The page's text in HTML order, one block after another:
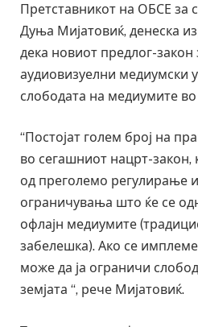
Претставникот на ОБСЕ за
Дуња Мијатовиќ, денеска
дека новиот предлог-
аудиовизуелни медиумски
слободата на медиумите во
“Постојат голем број на
во сегашниот нацрт-закон,
од преголемо регулирање
ограничувања што ќе се
офлајн медиумите
забелешка). Ако се
може да ја ограничи
земјата “, рече Мијатовиќ.